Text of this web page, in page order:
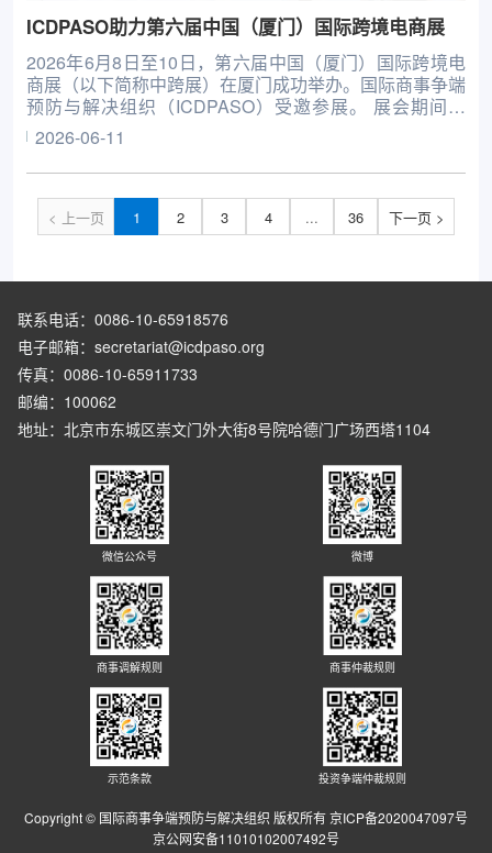
ICDPASO助力第六届中国（厦门）国际跨境电商展
2026年6月8日至10日，第六届中国（厦门）国际跨境电
商展（以下简称中跨展）在厦门成功举办。国际商事争端
预防与解决组织（ICDPASO）受邀参展。 展会期间，
ICDPASO设立商事法律服务咨询展台，围绕跨境合规、
国际贸易、涉外争议处理、多元化纠纷解决等内容，为参
展商、采购商及观展团组提供专业咨询服务。 6月10日，
在
2026-06-11
< 上一页 1 2 3 4 ... 36 下一页 >
联系电话：0086-10-65918576
电子邮箱：secretariat@icdpaso.org
传真：0086-10-65911733
邮编：100062
地址：北京市东城区崇文门外大街8号院哈德门广场西塔1104
微信公众号 微博
商事调解规则 商事仲裁规则
示范条款 投资争端仲裁规则
Copyright © 国际商事争端预防与解决组织 版权所有 京ICP备2020047097号
京公网安备11010102007492号